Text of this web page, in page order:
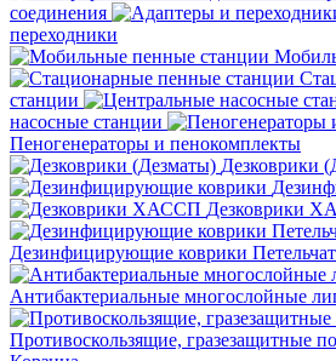
соединения
переходники
станции
насосные станции
Пеногенераторы и пенокомплекты
Дезковрики
Дезковрики
Дезинфицирующие коврики
Антибактериальные многослойные
Противоскользящие, гразезащитные